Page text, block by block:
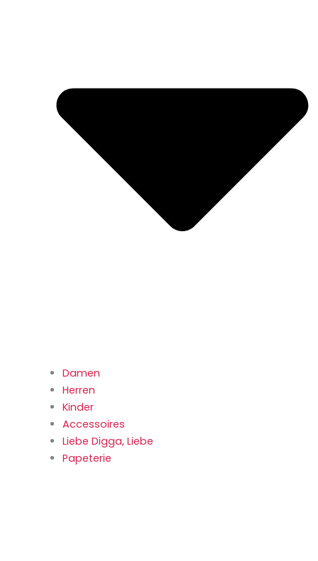
Damen
Herren
Kinder
Accessoires
Liebe Digga, Liebe
Papeterie